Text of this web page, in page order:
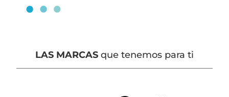
LAS MARCAS que tenemos para ti